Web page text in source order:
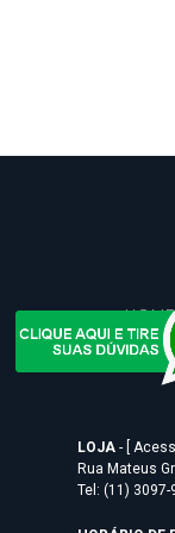
HOME
LOJA -
[
Rua Mateus
Tel: (11) 3097-